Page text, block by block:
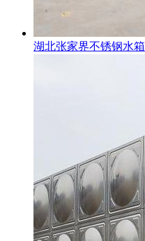
湖北张家界不锈钢水箱